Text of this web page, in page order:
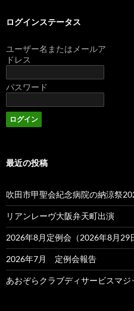
ログインステータス
ユーザー名またはメールア
ドレス
パスワード
最近の投稿
吹田市甲聖会紀念病院の納涼祭
リアンレーヴ大阪弁天町出演
2026年8月定例会（2026年8月29
2026年7月 定例会報告
あおぞらクラブディサービスマジ